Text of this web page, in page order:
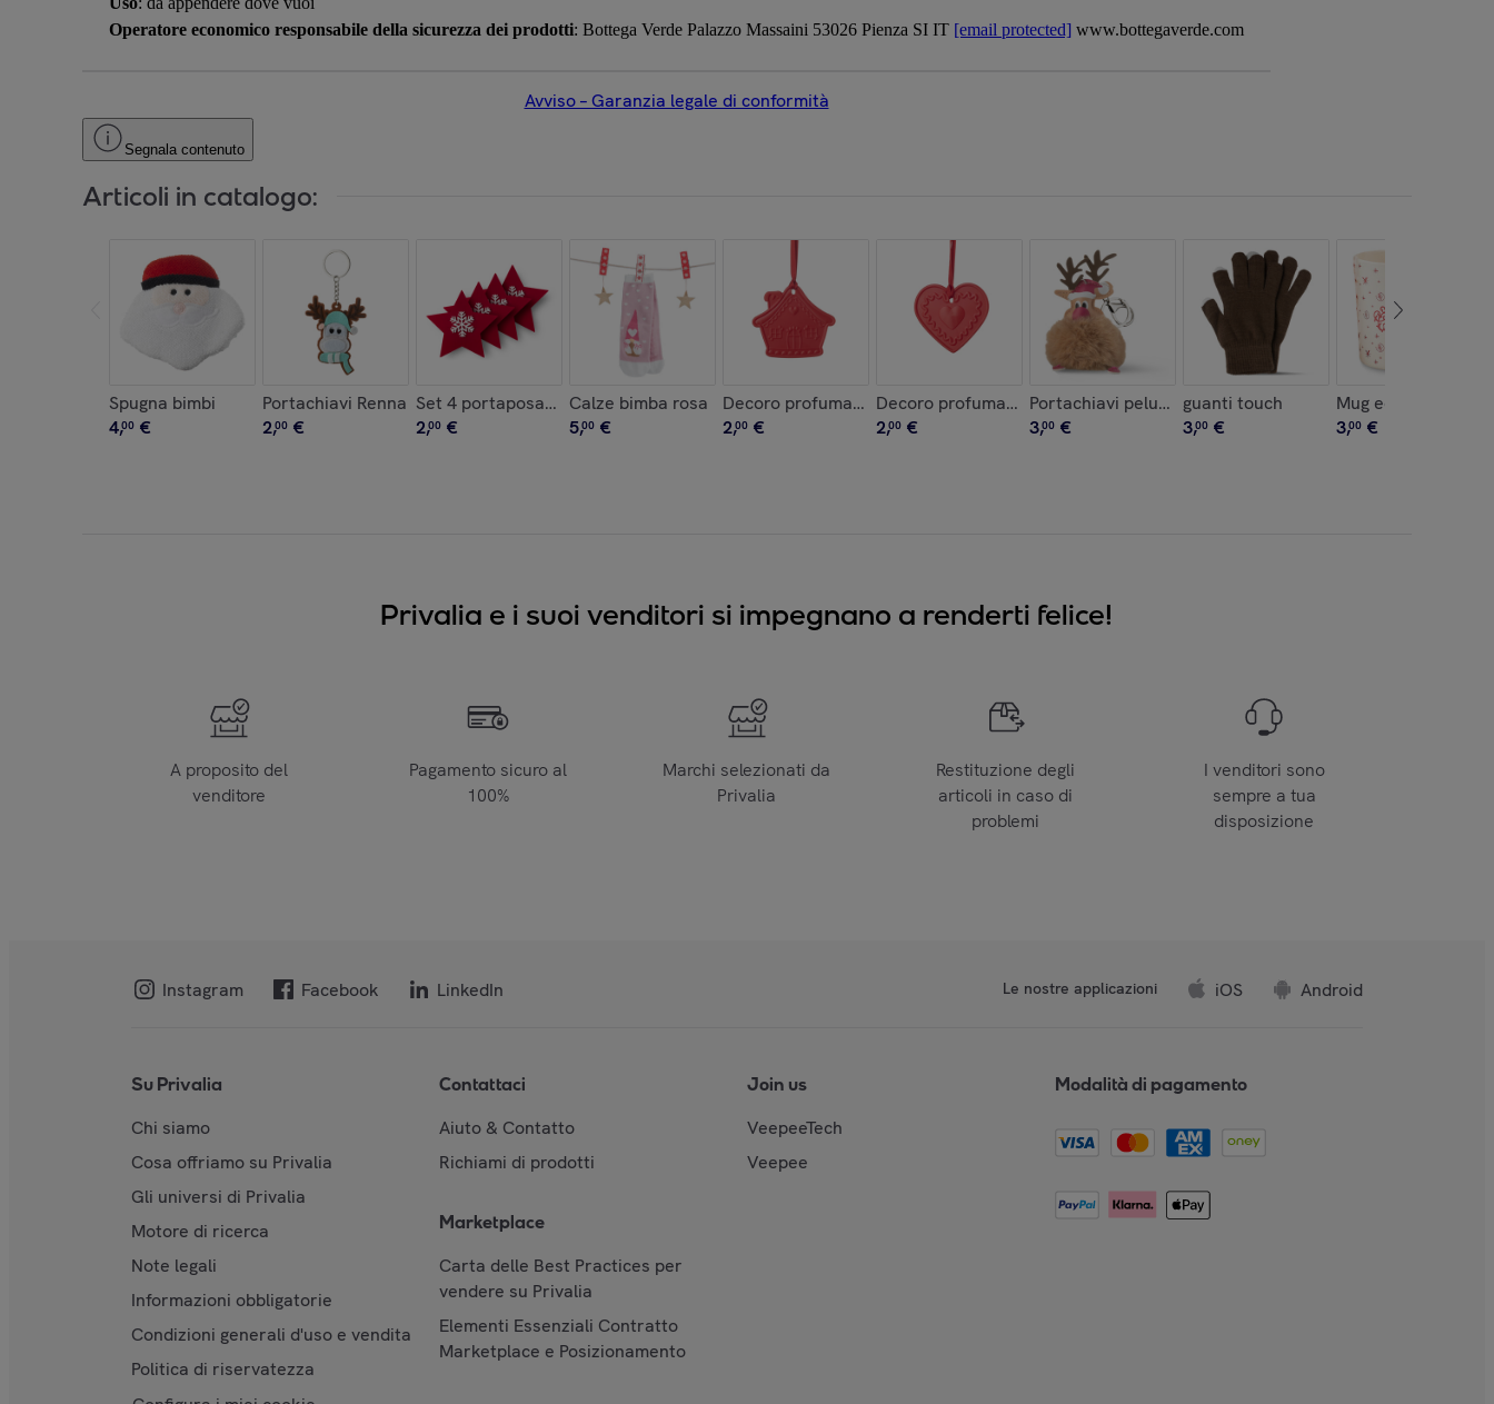
Operatore economico responsabile della sicurezza dei prodotti: Bottega Verde Palazzo Massaini 53026 Pienza SI IT [email protected] www.bottegaverde.com
Avviso – Garanzia legale di conformità
Segnala contenuto
Articoli in catalogo:
Spugna bimbi
4,00 €
Portachiavi Renna
2,00 €
Set 4 portaposate
2,00 €
Calze bimba rosa
5,00 €
Decoro profumato - casa
2,00 €
Decoro profumato - cuore
2,00 €
Portachiavi peluche
3,00 €
guanti touch
3,00 €
Mug ecofriendly
3,00 €
Privalia e i suoi venditori si impegnano a renderti felice!
A proposito del
venditore
Pagamento sicuro al
100%
Marchi selezionati da
Privalia
Restituzione degli
articoli in caso di
problemi
I venditori sono
sempre a tua
disposizione
Instagram Facebook LinkedIn Le nostre applicazioni iOS Android
Su Privalia
Chi siamo
Cosa offriamo su Privalia
Gli universi di Privalia
Motore di ricerca
Note legali
Informazioni obbligatorie
Condizioni generali d'uso e vendita
Politica di riservatezza
Contattaci
Aiuto & Contatto
Richiami di prodotti
Marketplace
Carta delle Best Practices per
vendere su Privalia
Elementi Essenziali Contratto
Marketplace e Posizionamento
Join us
VeepeeTech
Veepee
Modalità di pagamento